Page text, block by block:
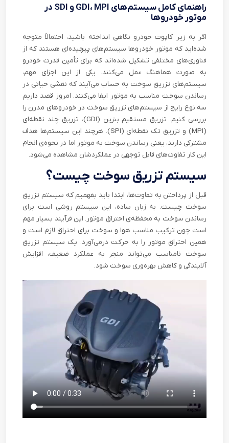
راهنمای کامل سیستم‌های GDI، MPI و SDI در
موتور خودروها
اگر به زیر کاپوت خودرو نگاهی انداخته باشید، احتمالاً متوجه
شده‌اید که موتور خودروها سیستم‌های پیچیده‌ای هستند که از
فناوری‌های مختلفی تشکیل شده‌اند که برای تأمین قدرت خودرو
به صورت هماهنگ عمل می‌کنند. یکی از این اجزای مهم،
سیستم‌های تزریق سوخت به حساب می‌آیند که نقشی حیاتی در
رساندن سوخت مناسب به موتور ایفا می‌کنند. امروز قصد داریم
سه نوع رایج از سیستم‌های تزریق سوخت در خودروهای مدرن را
بررسی کنیم. تزریق مستقیم بنزین (GDI)، تزریق چند نقطه‌ای
(
MPI) و تزریق تک نقطه‌ای (SPI). هرچند این سیستم‌ها هدف
مشترکی دارند، یعنی رساندن سوخت به موتور اما در نحوه‌ی انجام
این کار تفاوت‌های قابل توجهی در عملکردشان مشاهده می‌شود.
سیستم تزریق سوخت چیست؟
قبل از پرداختن به تفاوت‌ها، ابتدا باید بفهمیم که سیستم تزریق
سوخت چیست. به زبان ساده، این سیستم روشی است برای
رساندن سوخت به محفظه‌ی احتراق موتور. این فرآیند بسیار مهم
است چون ترکیب مناسب هوا و سوخت برای احتراق لازم است و
همین احتراق موتور را به حرکت درمی‌آورد. یک سیستم تزریق
سوخت نامناسب می‌تواند منجر به عملکرد ضعیف، افزایش
آلایندگی و کاهش بهره‌وری سوخت شود.